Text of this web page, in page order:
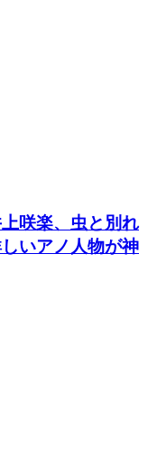
咲楽、虫と別れ
いアノ人物が神